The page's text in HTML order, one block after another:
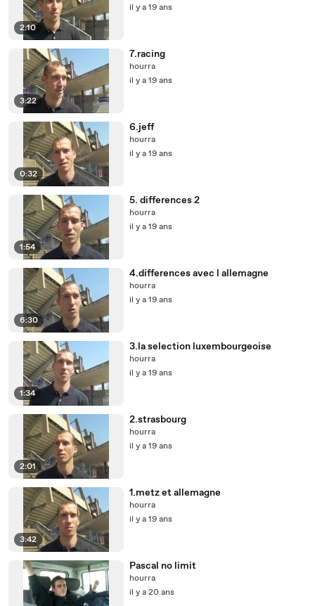
2:10
il y a 19 ans
3:22
7.racing
hourra
il y a 19 ans
0:32
6.jeff
hourra
il y a 19 ans
1:54
5. differences 2
hourra
il y a 19 ans
6:30
4.differences avec l allemagne
hourra
il y a 19 ans
1:34
3.la selection luxembourgeoise
hourra
il y a 19 ans
2:01
2.strasbourg
hourra
il y a 19 ans
3:42
1.metz et allemagne
hourra
il y a 19 ans
Pascal no limit
hourra
il y a 20 ans